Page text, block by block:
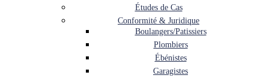
Études de Cas
Conformité & Juridique
Boulangers/Patissiers
Plombiers
Ébénistes
Garagistes